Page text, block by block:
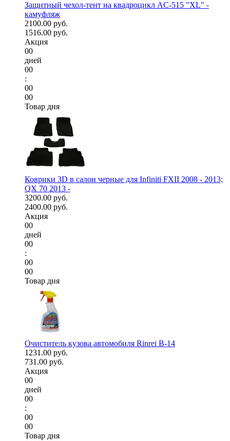
Защитный чехол-тент на квадроцикл AC-515 "XL" -
камуфляж
2100.00 руб.
1516.00 руб.
Акция
00
дней
00
:
00
00
Товар дня
Коврики 3D в салон черные для Infiniti FXII 2008 - 2013;
QX 70 2013 -
3200.00 руб.
2400.00 руб.
Акция
00
дней
00
:
00
00
Товар дня
Очиститель кузова автомобиля Rinrei B-14
1231.00 руб.
731.00 руб.
Акция
00
дней
00
:
00
00
Товар дня